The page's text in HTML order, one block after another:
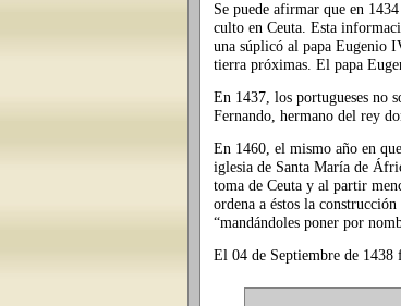
Se puede afirmar que en
culto en Ceuta. Esta
una súplicó al papa Eugenio
tierra próximas. El papa
En 1437, los portugueses no
Fernando, hermano del rey
En 1460, el mismo año en
iglesia de Santa María de
toma de Ceuta y al partir
ordena a éstos la
“mandándoles poner por
El 04 de Septiembre de